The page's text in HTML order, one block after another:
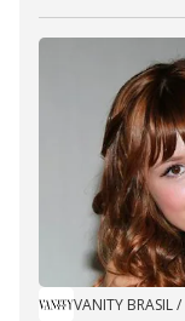
VANITY BRASIL/